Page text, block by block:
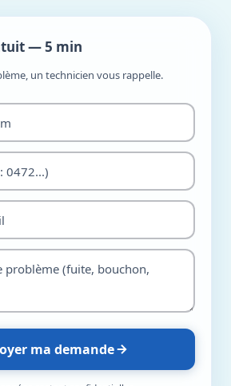
— 5 min
un technicien vous rappelle.
ma demande